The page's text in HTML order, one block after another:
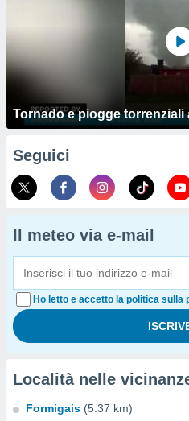
Tornado e piogge torrenziali
Seguici
Il meteo via e-mail
Ho letto e accetto la politica sulla
Località nelle
Formigais (5.37 km)